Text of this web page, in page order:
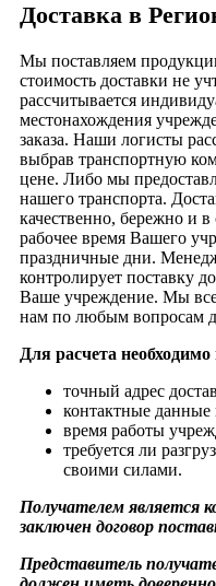
Доставка в
Мы поставляем
стоимость доставки не
рассчитывается
местонахождения
заказа. Наши логисты
выбрав транспортную
цене. Либо мы
нашего транспорта.
качественно, бережно и
рабочее время Вашего
праздничные дни.
контролирует поставку
Ваше учреждение. Мы
нам по любым вопросам
Для расчета необходимо
точный адрес
контактные
время работы
требуется ли
своими силами.
Получателем является
заключен договор
Представитель